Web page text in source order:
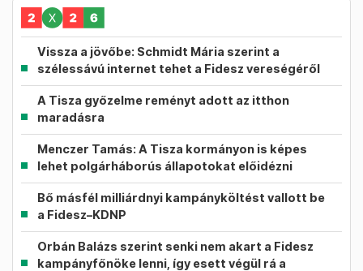
Vissza a jövőbe: Schmidt Mária szerint a
szélessávú internet tehet a Fidesz vereségéről
A Tisza győzelme reményt adott az itthon
maradásra
Menczer Tamás: A Tisza kormányon is képes
lehet polgárháborús állapotokat előidézni
Bő másfél milliárdnyi kampányköltést vallott be
a Fidesz–KDNP
Orbán Balázs szerint senki nem akart a Fidesz
kampányfőnöke lenni, így esett végül rá a